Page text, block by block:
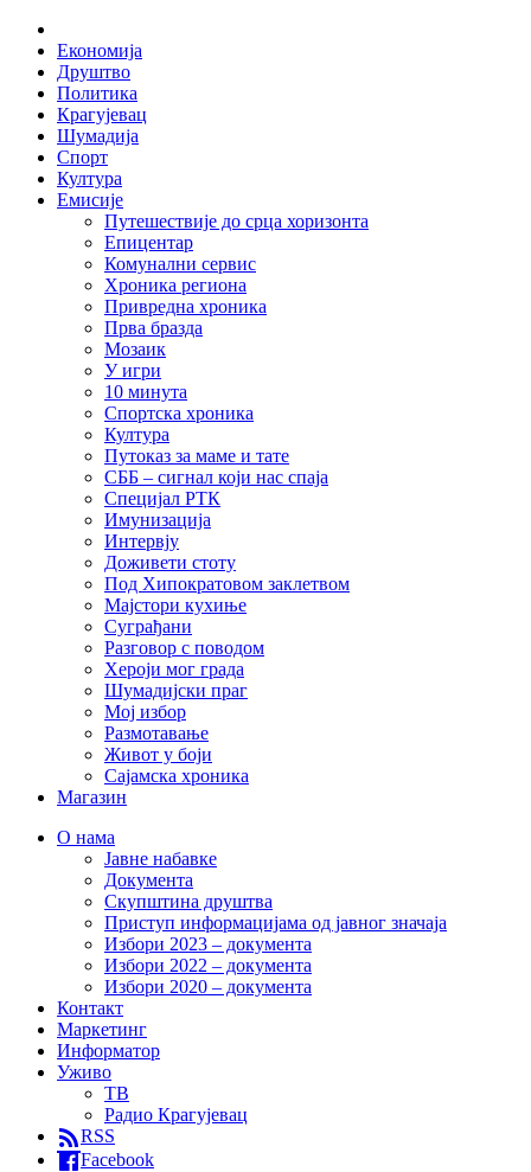
Skip
content
Економија
Друштво
Политика
Крагујевац
Шумадија
Спорт
Култура
Емисије
Путешествије до срца хоризонта
Епицентар
Комунални сервис
Хроника региона
Привредна хроника
Прва бразда
Мозаик
У игри
10 минута
Спортска хроника
Култура
Путоказ за маме и тате
СББ – сигнал који нас спаја
Специјал РТК
Имунизација
Интервју
Доживети стоту
Под Хипократовом заклетвом
Мајстори кухиње
Суграђани
Разговор с поводом
Хероји мог града
Шумадијски праг
Мој избор
Размотавање
Живот у боји
Сајамска хроника
Магазин
О нама
Јавне набавке
Документа
Скупштина друштва
Приступ информацијама од јавног значаја
Избори 2023 – документа
Избори 2022 – документа
Избори 2020 – документа
Контакт
Маркетинг
Информатор
Уживо
ТВ
Радио Крагујевац
RSS
Facebook